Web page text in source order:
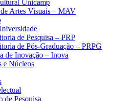
Unicamp
Artes Visuais – MAV
de Pesquisa – PRP
de Pós-Graduação – PRPG
de Inovação – Inova
e Núcleos
de Pesquisa